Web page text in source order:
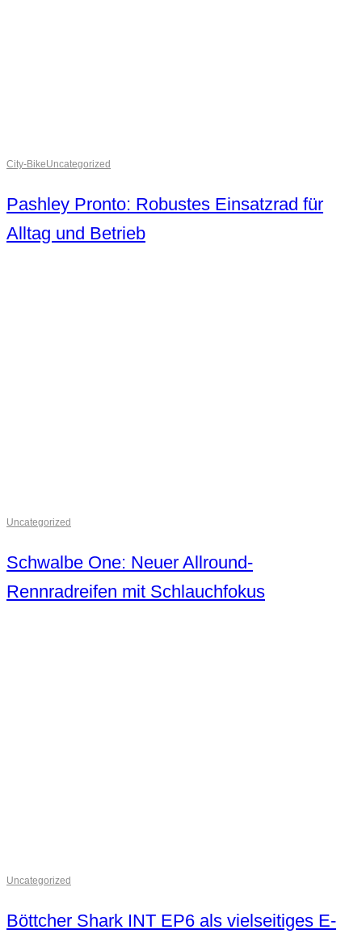
City-BikeUncategorized
Pashley Pronto: Robustes Einsatzrad für
Alltag und Betrieb
Uncategorized
Schwalbe One: Neuer Allround-
Rennradreifen mit Schlauchfokus
Uncategorized
Böttcher Shark INT EP6 als vielseitiges E-